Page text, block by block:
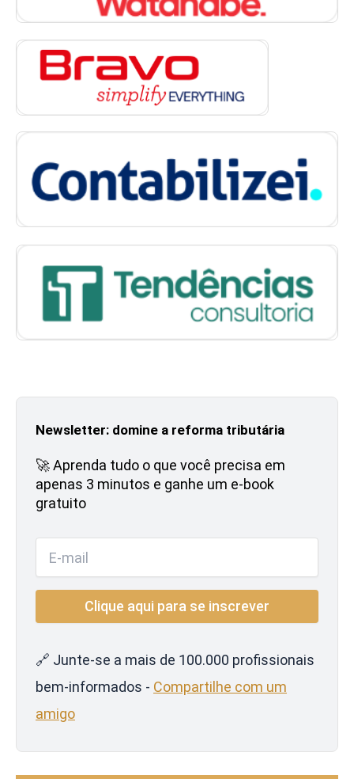
Newsletter: domine a reforma tributária
🚀 Aprenda tudo o que você precisa em
apenas 3 minutos e ganhe um e-book
gratuito
🔗 Junte-se a mais de 100.000 profissionais
bem-informados - Compartilhe com um
amigo